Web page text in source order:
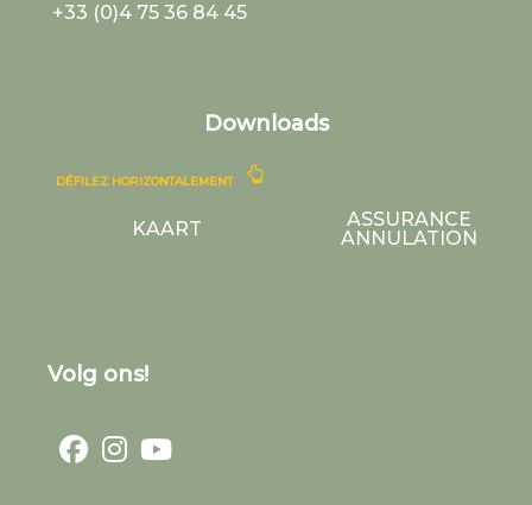
+33 (0)4 75 36 84 45
Downloads
DÉFILEZ HORIZONTALEMENT
KAART
ASSURANCE
ANNULATION
Volg ons!